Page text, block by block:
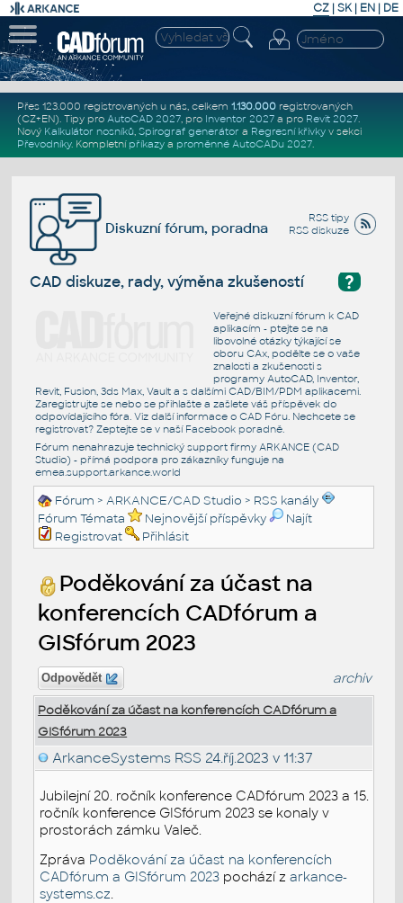
CZ | SK| EN | DE
Přes 123.000 registrovaných u nás, celkem 1.130.000registrovaných
(CZ+EN). Tipy pro AutoCAD 2027, pro Inventor 2027a pro Revit 2027.
Nový Kalkulátor nosníků, Spirograf generátor a Regresní křivkyv sekci
Převodníky. Kompletní příkazya proměnné AutoCADu 2027.
RSS tipy
RSS diskuze
Diskuzní fórum, poradna
?
CAD diskuze, rady, výměna zkušeností
Veřejné diskuzní fórum k CAD
aplikacím - ptejte se na
libovolné otázky týkající se
oboru CAx, podělte se o vaše
znalosti a zkušenosti s
programy AutoCAD, Inventor,
Revit, Fusion, 3ds Max, Vault a s dalšími CAD/BIM/PDM aplikacemi.
Zaregistrujte se nebo se přihlašte a zašlete váš příspěvek do
odpovídajícího fóra. Viz další informace o CAD Fóru. Nechcete se
registrovat? Zeptejte se v naší Facebook poradně.
Fórum nenahrazuje technický support firmy ARKANCE (CAD
Studio) - přímá podpora pro zákazníky funguje na
emea.support.arkance.world
Fórum >ARKANCE/CAD Studio > RSS kanály
Fórum Témata
Nejnovější příspěvky
Najít
Registrovat
Přihlásit
Poděkování za účast na
konferencích CADfórum a
GISfórum 2023
Odpovědět archiv
Poděkování za účast na konferencích CADfórum a
GISfórum 2023
ArkanceSystems RSS 24.říj.2023 v 11:37
Jubilejní 20. ročník konference CADfórum 2023 a 15.
ročník konference GISfórum 2023 se konaly v
prostorách zámku Valeč.
Zpráva Poděkování za účast na konferencích
CADfórum a GISfórum 2023 pochází zarkance-
systems.cz.